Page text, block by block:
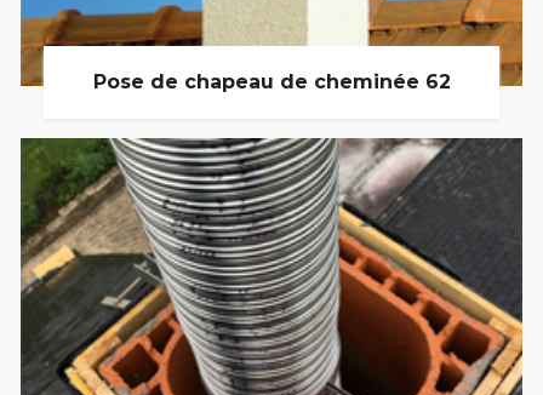
Pose de chapeau de cheminée 62